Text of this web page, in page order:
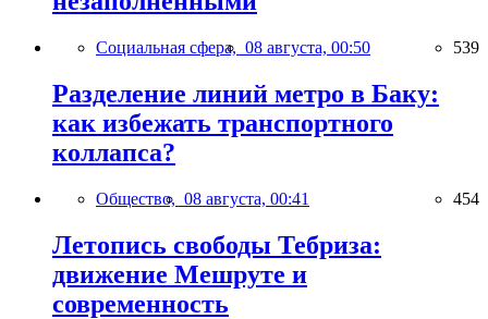
Социальная сфера, 08 августа, 00:50 539
Разделение линий метро в Баку:
как избежать транспортного
коллапса?
Общество, 08 августа, 00:41 454
Летопись свободы Тебриза:
движение Мешруте и
современность